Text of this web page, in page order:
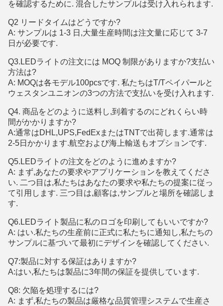
を確認するために. 混合したサンプルは受け入れられます.
Q2 リードタイムはどうですか?
A: サンプルは 1-3 日,大量生産時間は注文量に応じて 3-7
日が必要です.
Q3.LEDライトの注文には MOQ 制限がありますか?支払い
方法は?
A: MOQは各モデル100pcsです. 私たちはT/Tペイパールと
ウェスタンユニオンの3つの方法で支払いを受け入れます.
Q4. 商品をどのように送料し,到着するのにどれくらい時
間がかかりますか?
A:通常はDHL,UPS,FedExまたはTNTで出荷します.通常は
2-5日かかります.航空および海上輸送もオプションです.
Q5.LEDライトの注文をどのように進めますか?
A: まず,あなたの要求やアプリケーションを教えてくださ
い. 二つ目は,私たちはあなたの要求や私たちの提案に従っ
て引用します. 三つ目は,顧客は,サンプルと場所を確認しま
す.
Q6.LEDライト製品に私のロゴを印刷してもいいですか?
A: はい.私たちの生産前に正式に私たちに通知し,私たちの
サンプルに基づいて最初にデザインを確認してください.
Q7:製品に対する保証はありますか?
A:はい,私たちは製品に3年間の保証を提供しています.
Q8: 欠陥を処理するには?
A: まず,私たちの製品は厳格な品質管理システムで生産さ